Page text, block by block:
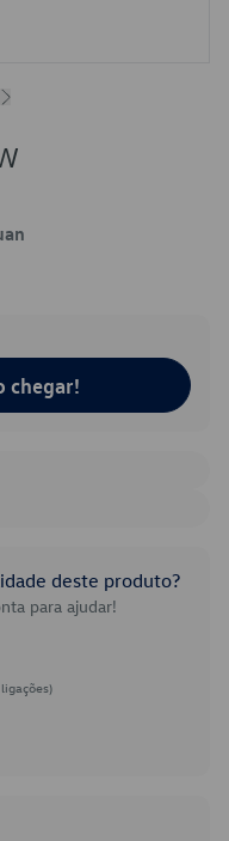
chegar!
deste produto?
para ajudar!